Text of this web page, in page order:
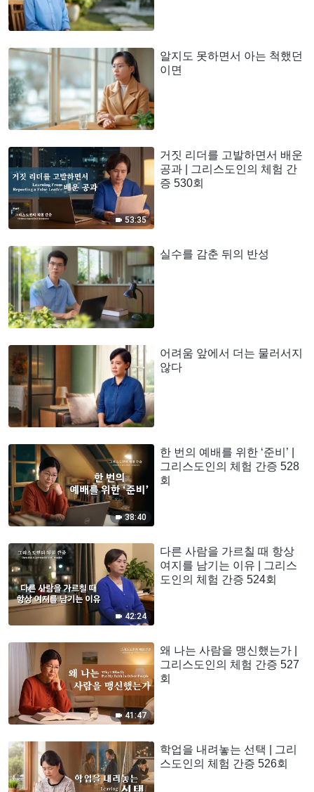
알지도 못하면서 아는 척했던
이면
53:35
거짓 리더를 고발하면서 배운
공과 | 그리스도인의 체험 간
증 530회
실수를 감춘 뒤의 반성
어려움 앞에서 더는 물러서지
않다
38:40
한 번의 예배를 위한 ‘준비’ |
그리스도인의 체험 간증 528
회
42:24
다른 사람을 가르칠 때 항상
여지를 남기는 이유 | 그리스
도인의 체험 간증 524회
41:47
왜 나는 사람을 맹신했는가 |
그리스도인의 체험 간증 527
회
학업을 내려놓는 선택 | 그리
스도인의 체험 간증 526회